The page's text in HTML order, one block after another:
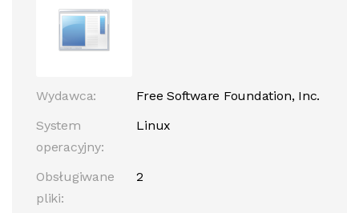
Wydawca:
Free Software Foundation, Inc.
System
operacyjny:
Linux
Obsługiwane
pliki:
2